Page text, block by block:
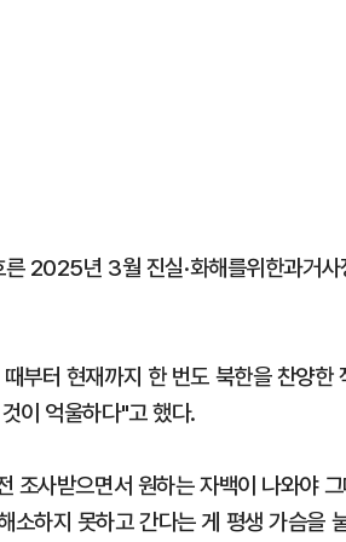
2025년 3월 진실·화해를위한과거
부터 현재까지 한 번도 북한을 찬양
이 억울하다"고 했다.
조사받으면서 원하는 자백이 나와야
소하지 못하고 간다는 게 평생 가슴을